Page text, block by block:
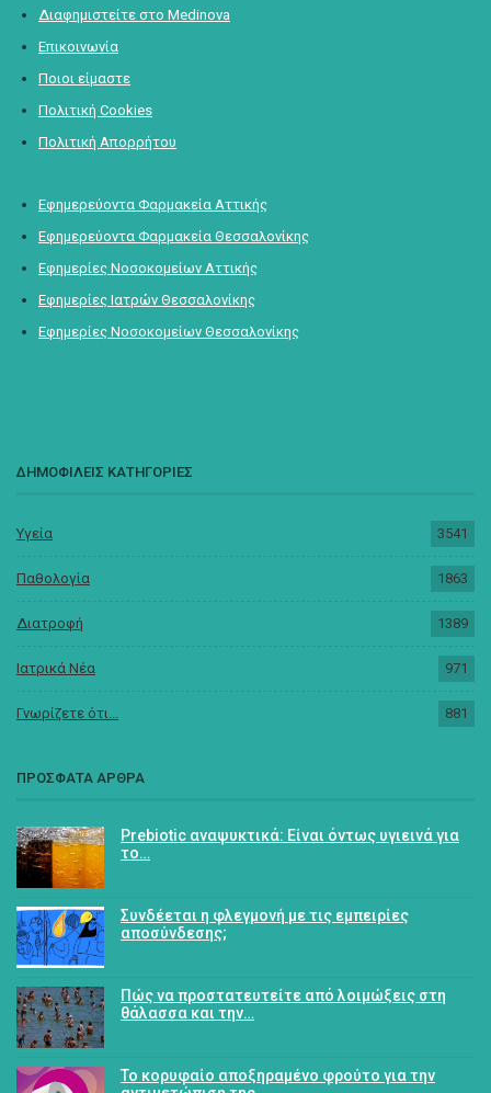
Διαφημιστείτε στο Medinova
Επικοινωνία
Ποιοι είμαστε
Πολιτική Cookies
Πολιτική Απορρήτου
Εφημερεύοντα Φαρμακεία Αττικής
Εφημερεύοντα Φαρμακεία Θεσσαλονίκης
Εφημερίες Νοσοκομείων Αττικής
Εφημερίες Ιατρών Θεσσαλονίκης
Εφημερίες Νοσοκομείων Θεσσαλονίκης
ΔΗΜΟΦΙΛΕΙΣ ΚΑΤΗΓΟΡΙΕΣ
Υγεία 3541
Παθολογία 1863
Διατροφή 1389
Ιατρικά Νέα 971
Γνωρίζετε ότι... 881
ΠΡΟΣΦΑΤΑ ΑΡΘΡΑ
Prebiotic αναψυκτικά: Είναι όντως υγιεινά για
το…
Συνδέεται η φλεγμονή με τις εμπειρίες
αποσύνδεσης;
Πώς να προστατευτείτε από λοιμώξεις στη
θάλασσα και την…
Το κορυφαίο αποξηραμένο φρούτο για την